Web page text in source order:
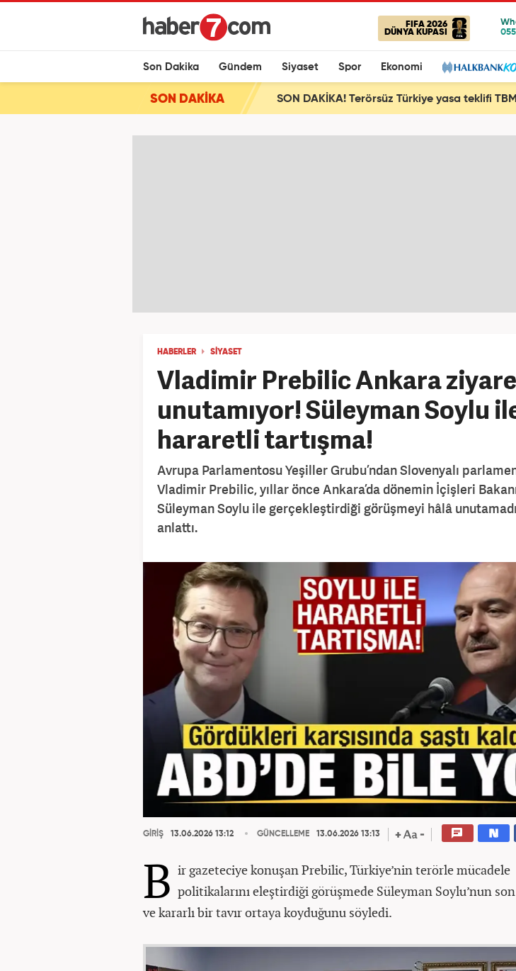
FIFA 2026
DÜNYA KUPASI
Son Dakika Gündem Siyaset Spor Ekonomi
SON DAKİKA SON DAKİKA! Terörsüz Türkiye yasa teklifi
HABERLER SİYASET
Vladimir Prebilic Ankara
unutamıyor! Süleyman Soylu
hararetli tartışma!
Avrupa Parlamentosu Yeşiller Grubu’ndan Slovenyalı
Vladimir Prebilic, yıllar önce Ankara’da dönemin İçişleri
Süleyman Soylu ile gerçekleştirdiği görüşmeyi hâlâ
anlattı.
GİRİŞ 13.06.2026 13:12 GÜNCELLEME 13.06.2026 13:13
B ir gazeteciye konuşan Prebilic, Türkiye’nin terörle mücadele
politikalarını eleştirdiği görüşmede Süleyman Soylu’nun
ve kararlı bir tavır ortaya koyduğunu söyledi.